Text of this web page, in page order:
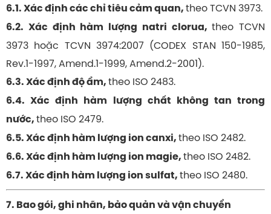
6.1. Xác định các chỉ tiêu cảm quan,theo TCVN 3973.
6.2. Xác định hàm lượng natri clorua,theo TCVN
3973 hoặc TCVN 3974:2007 (CODEX STAN 150-1985,
Rev.1-1997, Amend.1-1999, Amend.2-2001).
6.3. Xác định độ ẩm,theo ISO 2483.
6.4. Xác định hàm lượng chất không tan trong
nước,theo ISO 2479.
6.5. Xác định hàm lượng ion canxi,theo ISO 2482.
6.6. Xác định hàm lượng ion magie,theo ISO 2482.
6.7. Xác định hàm lượng ion sulfat,theo ISO 2480.
7. Bao gói, ghi nhãn, bảo quản và vận chuyển